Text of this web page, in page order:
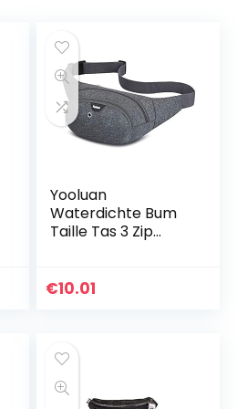
Yooluan
Waterdichte Bum
Taille Tas 3 Zip
Sport Bum Bag
€10.01